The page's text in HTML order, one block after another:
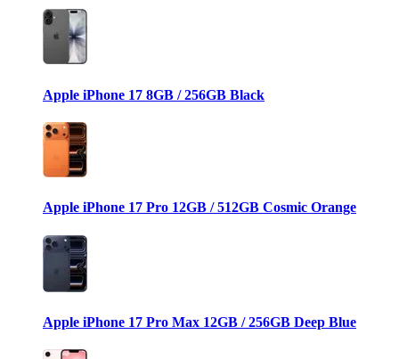
Apple iPhone 17 8GB / 256GB Black
Apple iPhone 17 Pro 12GB / 512GB Cosmic Orange
Apple iPhone 17 Pro Max 12GB / 256GB Deep Blue